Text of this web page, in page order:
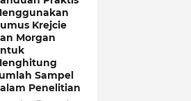
Krejcie
Morgan
Sampel
Penelitian